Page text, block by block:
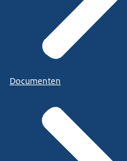
Documenten